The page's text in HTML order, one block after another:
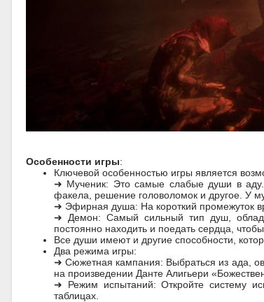
Особенности игры:
Ключевой особенностью игры является
➜ Мученик: Это самые слабые души в аду.
факела, решение головоломок и другое. У
➜ Эфирная душа: На короткий промежуток
➜ Демон: Самый сильный тип душ,
постоянно находить и поедать сердца,
Все души имеют и другие способности,
Два режима игры:
➜ Сюжетная кампания: Выбраться из ада,
на произведении Данте Алигьери
➜ Режим испытаний: Откройте систему
таблицах.